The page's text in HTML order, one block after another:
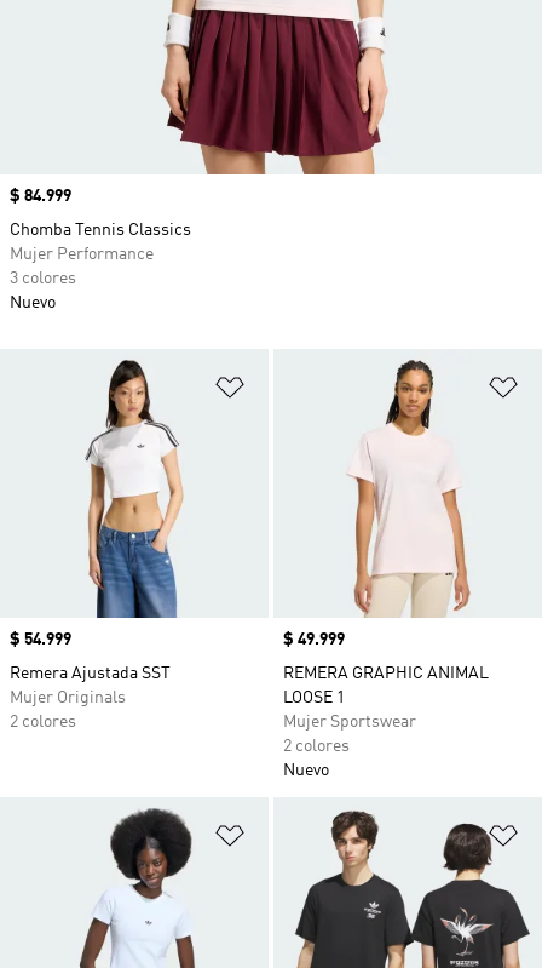
Añadir a la lista de deseos
Precio
$ 54.999
Remera Ajustada SST
Mujer Originals
2 colores
Precio
$ 49.999
REMERA GRAPHIC ANIMAL
LOOSE 1
Mujer Sportswear
2 colores
Nuevo
Añadir a la lista de deseos
Precio
$ 84.999
Chomba Tennis Classics
Mujer Performance
3 colores
Nuevo